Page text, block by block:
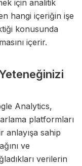
için analitik
hangi içeriğin işe
konusunda
içerir.
Analytics,
platformları
anlayışa sahip
ve
verilerin